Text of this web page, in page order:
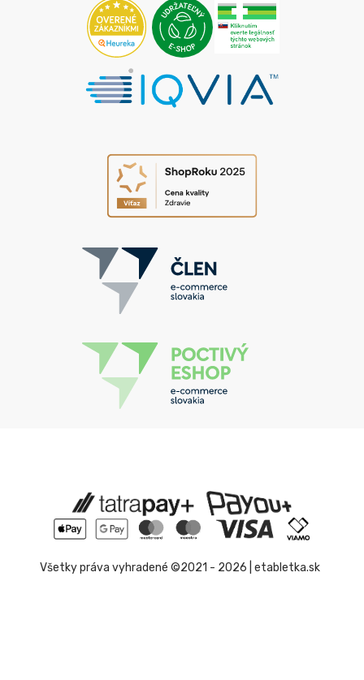
Všetky práva vyhradené ©2021 - 2026 | etabletka.sk